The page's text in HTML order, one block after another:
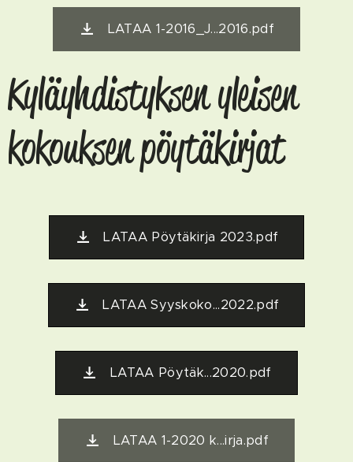
LATAA 1-2016_J...2016.pdf
Kyläyhdistyksen yleisen
kokouksen pöytäkirjat
LATAA Pöytäkirja 2023.pdf
LATAA Syyskoko...2022.pdf
LATAA Pöytäk...2020.pdf
LATAA 1-2020 k...irja.pdf